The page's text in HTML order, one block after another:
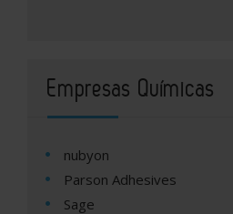
Empresas Químicas
nubyon
Parson Adhesives
Sage